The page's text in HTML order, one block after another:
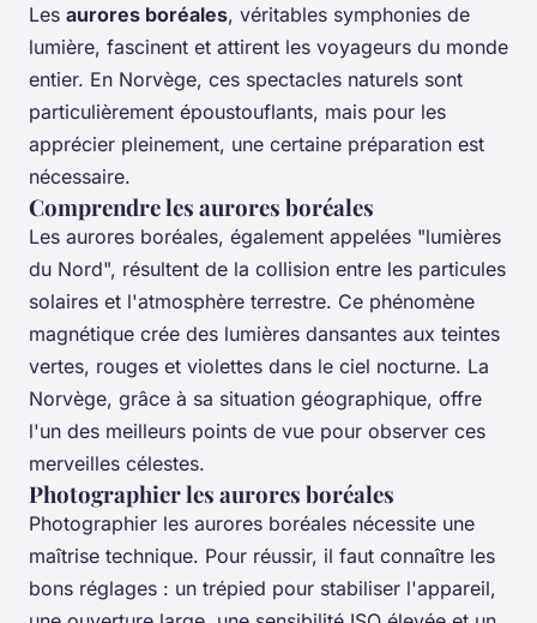
Les aurores boréales, véritables symphonies de
lumière, fascinent et attirent les voyageurs du monde
entier. En Norvège, ces spectacles naturels sont
particulièrement époustouflants, mais pour les
apprécier pleinement, une certaine préparation est
nécessaire.
Comprendre les aurores boréales
Les aurores boréales, également appelées "lumières
du Nord", résultent de la collision entre les particules
solaires et l'atmosphère terrestre. Ce phénomène
magnétique crée des lumières dansantes aux teintes
vertes, rouges et violettes dans le ciel nocturne. La
Norvège, grâce à sa situation géographique, offre
l'un des meilleurs points de vue pour observer ces
merveilles célestes.
Photographier les aurores boréales
Photographier les aurores boréales nécessite une
maîtrise technique. Pour réussir, il faut connaître les
bons réglages : un trépied pour stabiliser l'appareil,